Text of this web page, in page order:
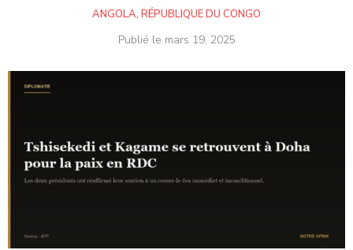
ANGOLA, RÉPUBLIQUE DU CONGO
Publié le mars 19, 2025